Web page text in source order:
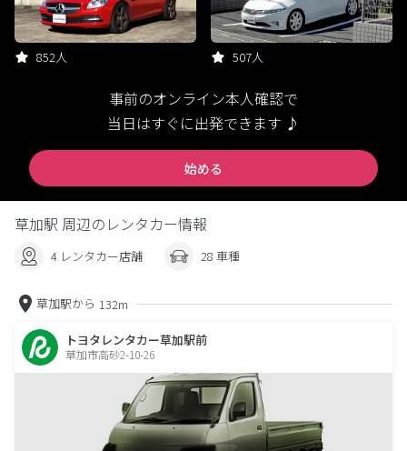
852人 507人
事前のオンライン本人確認で
当日はすぐに出発できます ♪
始める
草加駅 周辺のレンタカー情報
4 レンタカー店舗 28 車種
草加駅から 132m
トヨタレンタカー草加駅前
草加市高砂2-10-26